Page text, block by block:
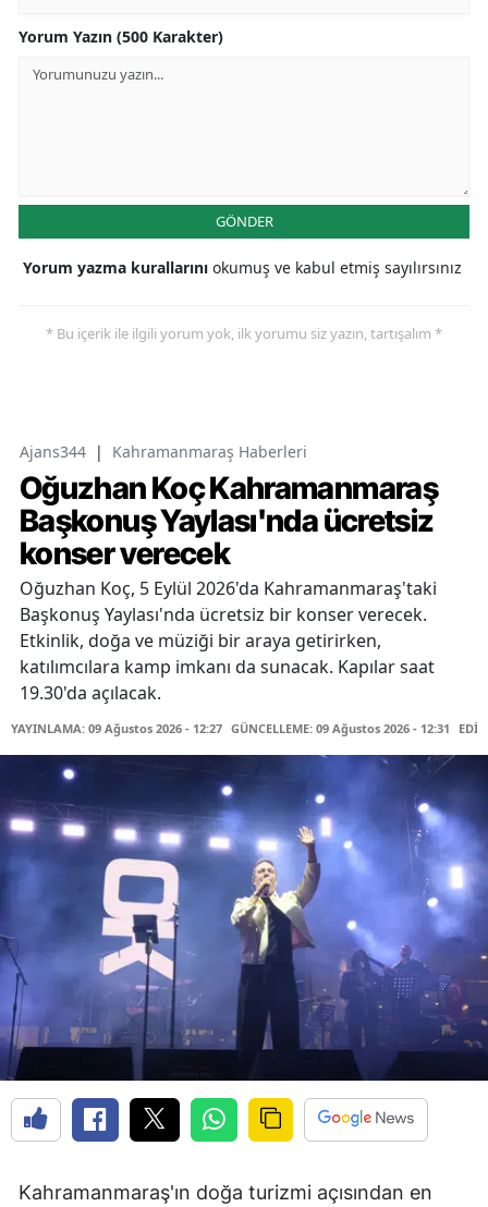
Yorum Yazın (500 Karakter)
GÖNDER
Yorum yazma kurallarını okumuş ve kabul etmiş sayılırsınız
* Bu içerik ile ilgili yorum yok, ilk yorumu siz yazın, tartışalım *
Ajans344 | Kahramanmaraş Haberleri
Oğuzhan Koç Kahramanmaraş
Başkonuş Yaylası'nda ücretsiz
konser verecek
Oğuzhan Koç, 5 Eylül 2026'da Kahramanmaraş'taki
Başkonuş Yaylası'nda ücretsiz bir konser verecek.
Etkinlik, doğa ve müziği bir araya getirirken,
katılımcılara kamp imkanı da sunacak. Kapılar saat
19.30'da açılacak.
YAYINLAMA: 09 Ağustos 2026 - 12:27 GÜNCELLEME: 09 Ağustos 2026 - 12:31
Kahramanmaraş'ın doğa turizmi açısından en